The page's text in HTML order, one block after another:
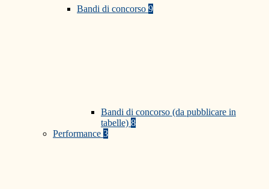
Bandi di concorso 9
Bandi di concorso (da pubblicare in
tabelle) 8
Performance 3